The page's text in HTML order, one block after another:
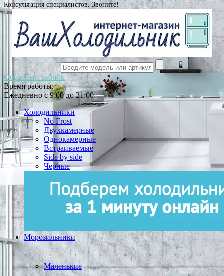
Консультация специалистов. Звоните!
Обратный звонок
Время работы:
Ежедневно с 9:00 до 21:00
Холодильники
No Frost
Двухкамерные
Однокамерные
Встраиваемые
Side by side
Черные
Морозильники
Маленькие